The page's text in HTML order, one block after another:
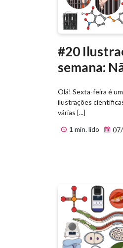
#20
semana:
Olá! Sexta-feira é
ilustrações
várias [...]
1 min. lido